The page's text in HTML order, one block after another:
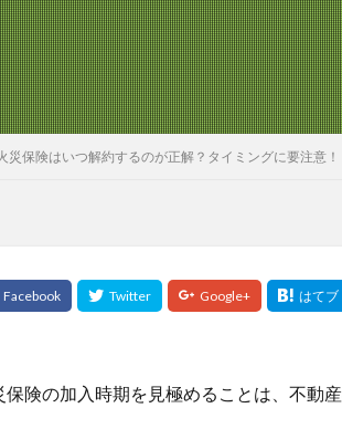
災保険はいつ解約するのが正解？タイミングに要注意！
保険の加入時期を見極めることは、不動